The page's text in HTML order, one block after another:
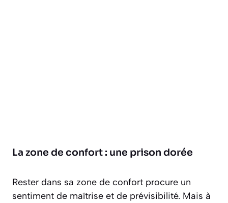
La zone de confort : une prison dorée
Rester dans sa zone de confort procure un
sentiment de maîtrise et de prévisibilité. Mais à